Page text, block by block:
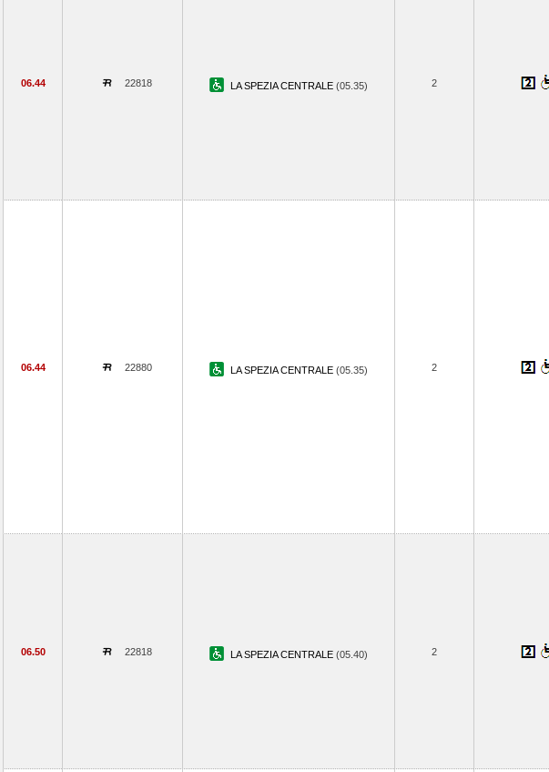
06.44 22818 LA SPEZIA CENTRALE (05.35) 2
06.44 22880 LA SPEZIA CENTRALE (05.35) 2
06.50 22818 LA SPEZIA CENTRALE (05.40) 2